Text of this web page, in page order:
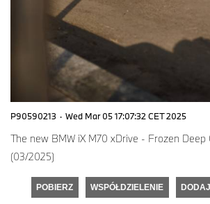
P90590213 · Wed Mar 05 17:07:32 CET 2025
The new BMW iX M70 xDrive - Frozen Deep
(03/2025)
POBIERZ WSPÓŁDZIELENIE